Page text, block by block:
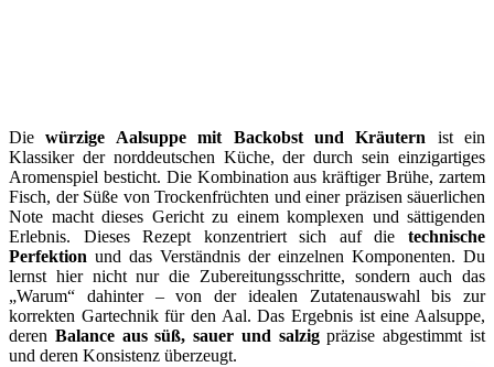
Diewürzige Aalsuppe mit Backobst und Kräutern ist ein
Klassiker der norddeutschen Küche, der durch sein einzigartiges
Aromenspiel besticht. Die Kombination aus kräftiger Brühe, zartem
Fisch, der Süße von Trockenfrüchten und einer präzisen säuerlichen
Note macht dieses Gericht zu einem komplexen und sättigenden
Erlebnis. Dieses Rezept konzentriert sich auf die technische
Perfektion und das Verständnis der einzelnen Komponenten. Du
lernst hier nicht nur die Zubereitungsschritte, sondern auch das
„Warum“ dahinter – von der idealen Zutatenauswahl bis zur
korrekten Gartechnik für den Aal. Das Ergebnis ist eine Aalsuppe,
deren Balance aus süß, sauer und salzigpräzise abgestimmt ist
und deren Konsistenz überzeugt.